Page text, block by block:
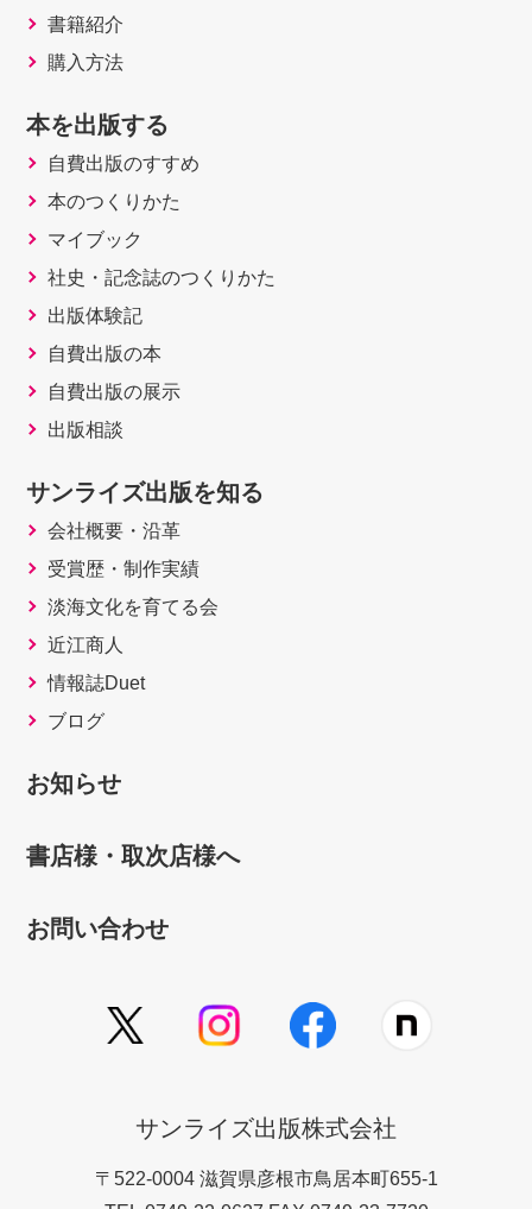
書籍紹介
購入方法
本を出版する
自費出版のすすめ
本のつくりかた
マイブック
社史・記念誌のつくりかた
出版体験記
自費出版の本
自費出版の展示
出版相談
サンライズ出版を知る
会社概要・沿革
受賞歴・制作実績
淡海文化を育てる会
近江商人
情報誌Duet
ブログ
お知らせ
書店様・取次店様へ
お問い合わせ
サンライズ出版株式会社
〒522-0004 滋賀県彦根市鳥居本町655-1